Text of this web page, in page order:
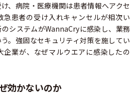
、病院・医療機関は患者情報へアクセ
急患者の受け入れキャンセルが相次い
システムがWannaCryに感染し、業務
。強固なセキュリティ対策を施してい
企業が、なぜマルウエアに感染したの
効かないのか